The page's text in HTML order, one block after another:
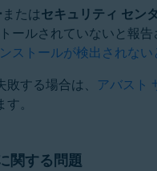
またはセキュリティ セン
ールされていないと報
ストールが検出されな
する場合は、 アバスト
。
関する問題